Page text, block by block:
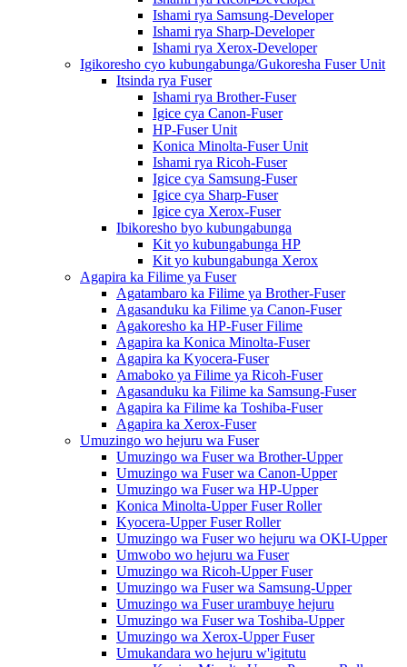
Ishami rya Samsung-Developer
Ishami rya Sharp-Developer
Ishami rya Xerox-Developer
Igikoresho cyo kubungabunga/Gukoresha Fuser Unit
Itsinda rya Fuser
Ishami rya Brother-Fuser
Igice cya Canon-Fuser
HP-Fuser Unit
Konica Minolta-Fuser Unit
Ishami rya Ricoh-Fuser
Igice cya Samsung-Fuser
Igice cya Sharp-Fuser
Igice cya Xerox-Fuser
Ibikoresho byo kubungabunga
Kit yo kubungabunga HP
Kit yo kubungabunga Xerox
Agapira ka Filime ya Fuser
Agatambaro ka Filime ya Brother-Fuser
Agasanduku ka Filime ya Canon-Fuser
Agakoresho ka HP-Fuser Filime
Agapira ka Konica Minolta-Fuser
Agapira ka Kyocera-Fuser
Amaboko ya Filime ya Ricoh-Fuser
Agasanduku ka Filime ka Samsung-Fuser
Agapira ka Filime ka Toshiba-Fuser
Agapira ka Xerox-Fuser
Umuzingo wo hejuru wa Fuser
Umuzingo wa Fuser wa Brother-Upper
Umuzingo wa Fuser wa Canon-Upper
Umuzingo wa Fuser wa HP-Upper
Konica Minolta-Upper Fuser Roller
Kyocera-Upper Fuser Roller
Umuzingo wa Fuser wo hejuru wa OKI-Upper
Umwobo wo hejuru wa Fuser
Umuzingo wa Ricoh-Upper Fuser
Umuzingo wa Fuser wa Samsung-Upper
Umuzingo wa Fuser urambuye hejuru
Umuzingo wa Fuser wa Toshiba-Upper
Umuzingo wa Xerox-Upper Fuser
Umukandara wo hejuru w'igitutu